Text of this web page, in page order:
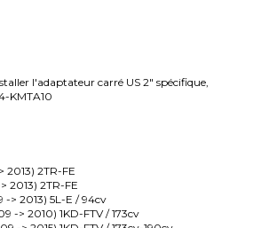
l'adaptateur carré US 2" spécifique,
KMTA10
2013) 2TR-FE
2013) 2TR-FE
-> 2013) 5L-E / 94cv
-> 2010) 1KD-FTV / 173cv